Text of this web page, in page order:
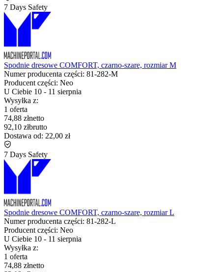
7 Days Safety
Spodnie dresowe COMFORT, czarno-szare, rozmiar M
Numer producenta części: 81-282-M
Producent części: Neo
U Ciebie 10 - 11 sierpnia
Wysyłka z:
1 oferta
74,88 złnetto
92,10 złbrutto
Dostawa od: 22,00 zł
7 Days Safety
Spodnie dresowe COMFORT, czarno-szare, rozmiar L
Numer producenta części: 81-282-L
Producent części: Neo
U Ciebie 10 - 11 sierpnia
Wysyłka z:
1 oferta
74,88 złnetto